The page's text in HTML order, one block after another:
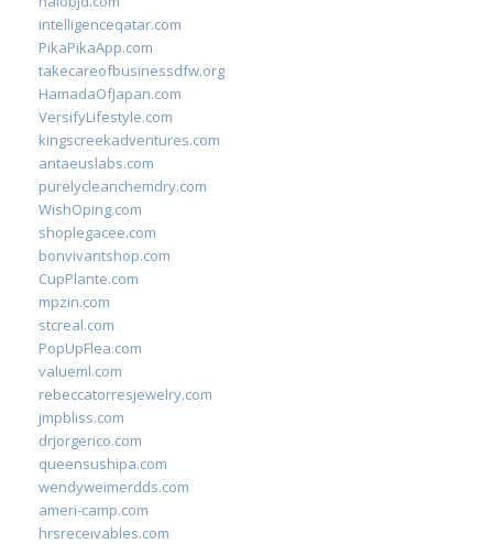
intelligenceqatar.com
PikaPikaApp.com
takecareofbusinessdfw.org
HamadaOfJapan.com
VersifyLifestyle.com
kingscreekadventures.com
antaeuslabs.com
purelycleanchemdry.com
WishOping.com
shoplegacee.com
bonvivantshop.com
CupPlante.com
mpzin.com
stcreal.com
PopUpFlea.com
valueml.com
rebeccatorresjewelry.com
jmpbliss.com
drjorgerico.com
queensushipa.com
wendyweimerdds.com
ameri-camp.com
hrsreceivables.com